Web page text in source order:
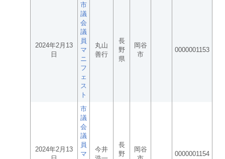
2024年2月13
日
市
議
会
議
員
マ
ニ
フ
ェ
ス
ト
丸山
善行
長
野
県
岡谷
市
0000001153
2024年2月13
市
議
会
議
員
マ
今井
長
野
岡谷
0000001154